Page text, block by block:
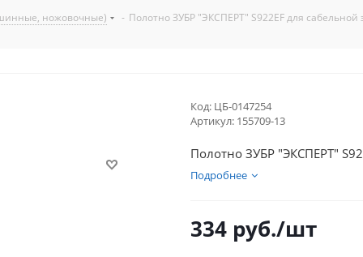
ножовочные) - Полотно ЗУБР "ЭКСПЕРТ" S922EF для
Код: ЦБ-0147254
Артикул: 155709-13
Полотно ЗУБР "ЭКСПЕРТ"
Подробнее
334 руб./шт